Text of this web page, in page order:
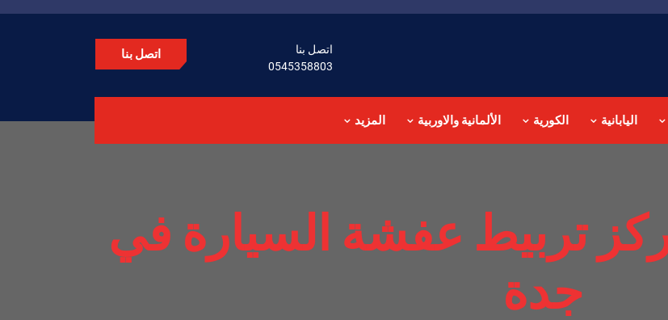
اتصل بنا
0545358803
اتصل بنا
اليابانية الكورية الألمانية والاوربية المزيد
تربيط عفشة السيارة في
جدة